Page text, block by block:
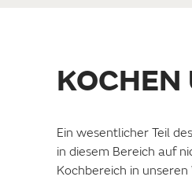
KOCHEN
Ein wesentlicher Teil
in diesem Bereich auf
Kochbereich in